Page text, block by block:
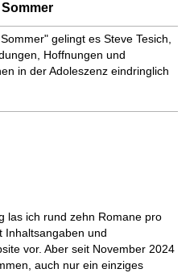
gelingt es Steve Tesich,
Hoffnungen und
in der Adoleszenz eindringlich
las ich rund zehn Romane pro
Inhaltsangaben und
vor. Aber seit November 2024
auch nur ein einziges